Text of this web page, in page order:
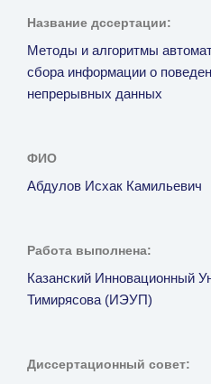
Название дссертации:
Методы и алгоритмы
сбора информации о
непрерывных данных
ФИО
Абдулов Исхак Камильевич
Работа выполнена:
Казанский Инновационный
Тимирясова (ИЭУП)
Диссертационный совет: